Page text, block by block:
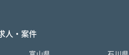
人・案件